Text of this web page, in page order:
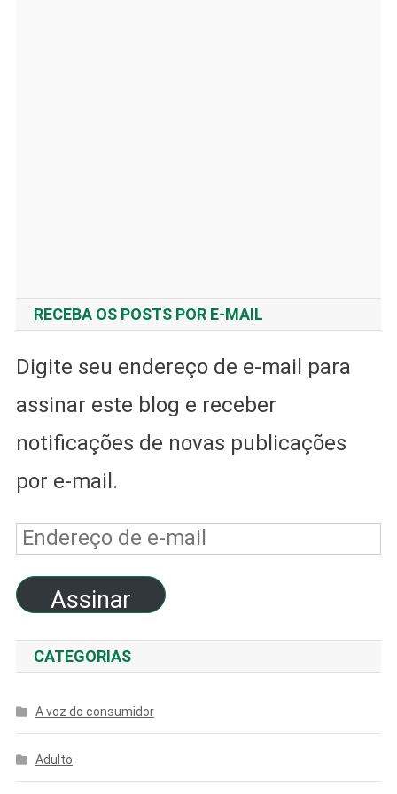
RECEBA OS POSTS POR E-MAIL
Digite seu endereço de e-mail para
assinar este blog e receber
notificações de novas publicações
por e-mail.
Endereço
de
e-
mail
Assinar
CATEGORIAS
A voz do consumidor
Adulto